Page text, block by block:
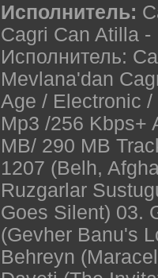
Исполнитель:
Cagri Can Atilla
Исполнитель:
Mevlana'dan
Age / Electronic
Mp3 /256 Kbps+
MB/ 290 MB
1207 (Belh,
Ruzgarlar
Goes Silent) 03.
(Gevher Banu's
Behreyn